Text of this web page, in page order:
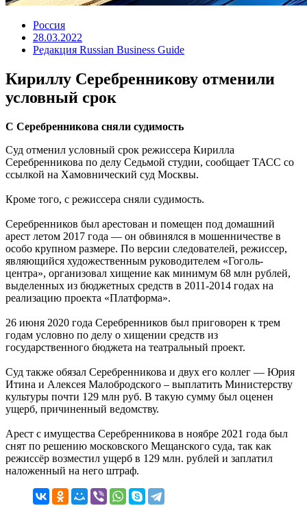
Россия
28.03.2022
Редакция Russian Business Guide
Кириллу Серебренникову отменили
условный срок
С Серебренникова сняли судимость
Суд отменил условный срок режиссера Кирилла
Серебренникова по делу Седьмой студии, сообщает ТАСС со
ссылкой на Хамовнический суд Москвы.
Кроме того, с режиссера сняли судимость.
Серебренников был арестован и помещен под домашний
арест летом 2017 года — он обвинялся в мошенничестве в
особо крупном размере. По версии следователей, режиссер,
являющийся художественным руководителем «Гоголь-
центра», организовал хищение как минимум 68 млн рублей,
выделенных из бюджетных средств в 2011-2014 годах на
реализацию проекта «Платформа».
26 июня 2020 года Серебренников был приговорен к трем
годам условно по делу о хищении средств из
государственного бюджета на театральный проект.
Суд также обязал Серебренникова и двух его коллег — Юрия
Итина и Алексея Малобродского – выплатить Министерству
культуры почти 129 млн руб. В такую сумму был оценен
ущерб, причиненный ведомству.
Арест с имущества Серебренникова в ноябре 2021 года был
снят по решению московского Мещанского суда, так как
режиссёр возместил ущерб в 129 млн. рублей и заплатил
наложенный на него штраф.